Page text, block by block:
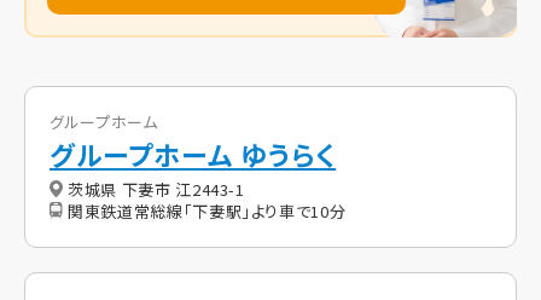
グループホーム
グループホーム ゆうらく
茨城県 下妻市 江2443-1
関東鉄道常総線「下妻駅」より車で10分